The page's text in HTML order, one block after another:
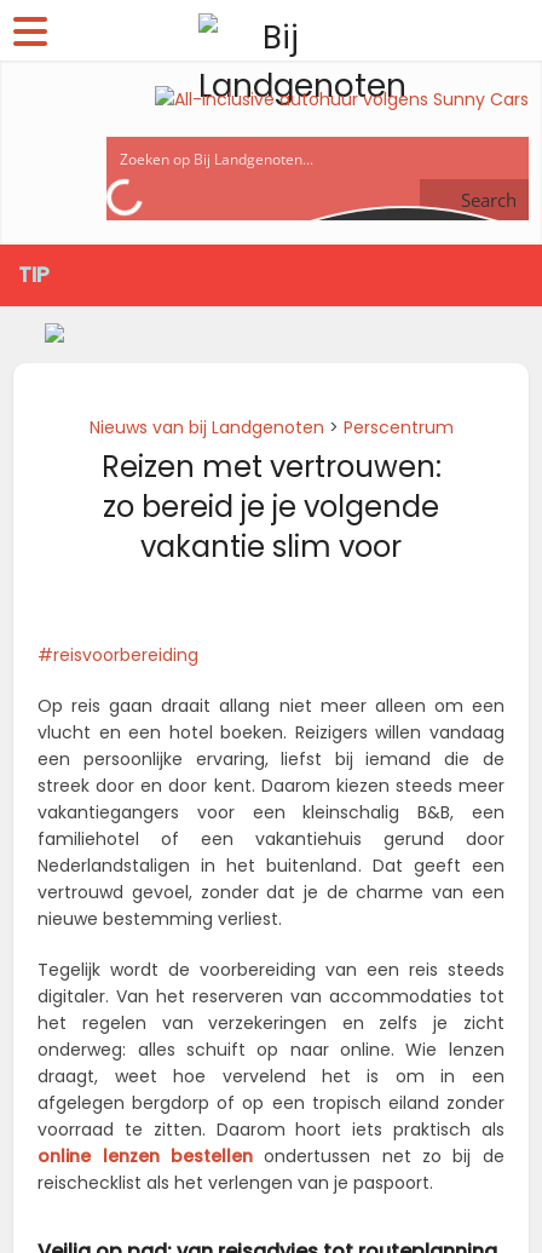
Search
TIP
Nieuws van bij Landgenoten > Perscentrum
Reizen met vertrouwen:
zo bereid je je volgende
vakantie slim voor
reisvoorbereiding
Op reis gaan draait allang niet meer alleen om een
vlucht en een hotel boeken. Reizigers willen vandaag
een persoonlijke ervaring, liefst bij iemand die de
streek door en door kent. Daarom kiezen steeds meer
vakantiegangers voor een kleinschalig B&B, een
familiehotel of een vakantiehuis gerund door
Nederlandstaligen in het buitenland. Dat geeft een
vertrouwd gevoel, zonder dat je de charme van een
nieuwe bestemming verliest.
Tegelijk wordt de voorbereiding van een reis steeds
digitaler. Van het reserveren van accommodaties tot
het regelen van verzekeringen en zelfs je zicht
onderweg: alles schuift op naar online. Wie lenzen
draagt, weet hoe vervelend het is om in een
afgelegen bergdorp of op een tropisch eiland zonder
voorraad te zitten. Daarom hoort iets praktisch als
online lenzen bestellenondertussen net zo bij de
reischecklist als het verlengen van je paspoort.